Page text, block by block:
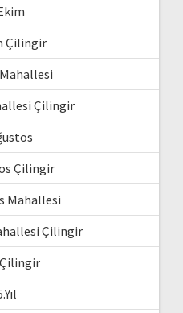
Çilingir
Çilingir
Çilingir
Mahallesi
Çilingir
Çilingir